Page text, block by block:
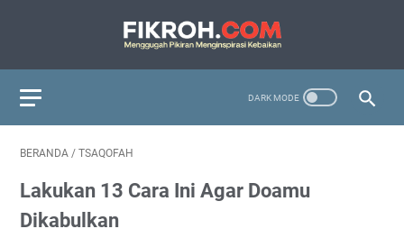
BERANDA / TSAQOFAH
Lakukan 13 Cara Ini Agar Doamu
Dikabulkan